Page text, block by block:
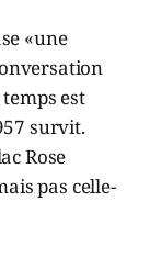
«une
est
survit.
Rose
pas celle-